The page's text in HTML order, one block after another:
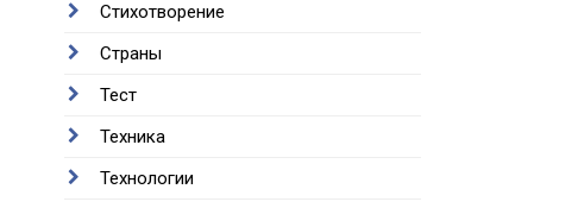
Стихотворение
Страны
Тест
Техника
Технологии